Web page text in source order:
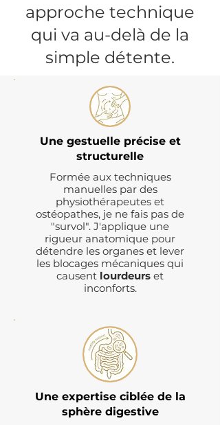
approche technique
qui va au-delà de la
simple détente.
Une gestuelle précise et
structurelle
Formée aux techniques
manuelles par des
physiothérapeutes et
ostéopathes, je ne fais pas de
"survol". J'applique une
rigueur anatomique pour
détendre les organes et lever
les blocages mécaniques qui
causent lourdeurs et
inconforts.
Une expertise ciblée de la
sphère digestive